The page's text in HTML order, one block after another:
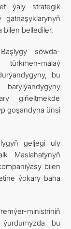
ýaly strategik
bilen bellediler.
söwda-
malaý
bu
giňeltmekde
goşandyna ünsi
geljegi uly
Maslahatynyň
bilen
ýokary baha
ministriniň
ýurdumyzda bu